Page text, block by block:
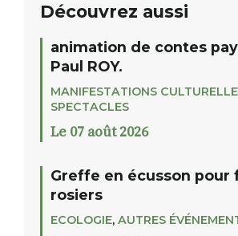
Découvrez aussi
animation de contes
Paul ROY.
MANIFESTATIONS
SPECTACLES
Le 07 août 2026
Greffe en écusson
rosiers
ECOLOGIE, AUTRES